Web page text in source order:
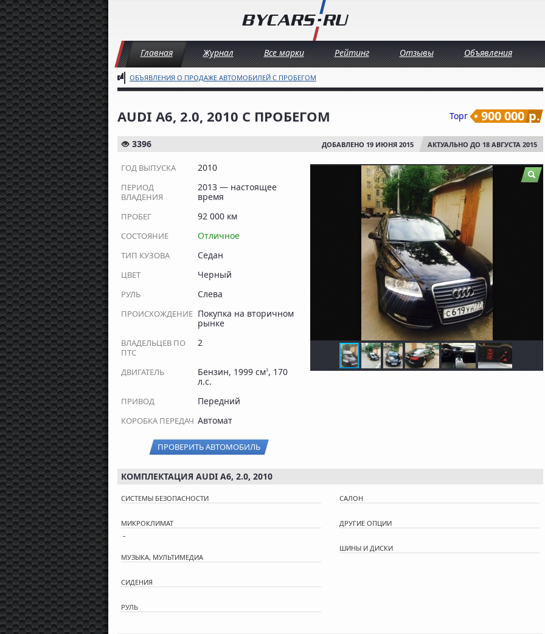
Главная Журнал Все марки Рейтинг Отзывы Объявления
ОБЪЯВЛЕНИЯ О ПРОДАЖЕ АВТОМОБИЛЕЙ С ПРОБЕГОМ
AUDI A6, 2.0, 2010 С ПРОБЕГОМ Торг 900 000 р.
3396 ДОБАВЛЕНО 19 ИЮНЯ 2015 АКТУАЛЬНО ДО 18 АВГУСТА 2015
ГОД ВЫПУСКА 2010
ПЕРИОД
ВЛАДЕНИЯ
2013 — настоящее
время
ПРОБЕГ 92 000 км
СОСТОЯНИЕ Отличное
ТИП КУЗОВА Седан
ЦВЕТ Черный
РУЛЬ Слева
ПРОИСХОЖДЕНИЕ Покупка на вторичном
рынке
ВЛАДЕЛЬЦЕВ ПО
ПТС
2
ДВИГАТЕЛЬ Бензин, 1999 см3, 170
л.с.
ПРИВОД Передний
КОРОБКА ПЕРЕДАЧ Автомат
ПРОВЕРИТЬ АВТОМОБИЛЬ
КОМПЛЕКТАЦИЯ AUDI A6, 2.0, 2010
СИСТЕМЫ БЕЗОПАСНОСТИ
МИКРОКЛИМАТ
-
МУЗЫКА, МУЛЬТИМЕДИА
СИДЕНИЯ
РУЛЬ
САЛОН
ДРУГИЕ ОПЦИИ
ШИНЫ И ДИСКИ